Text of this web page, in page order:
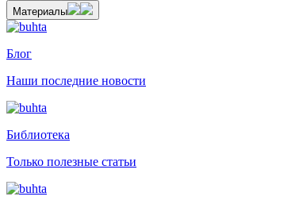
Материалы
Блог
Наши последние новости
Библиотека
Только полезные статьи